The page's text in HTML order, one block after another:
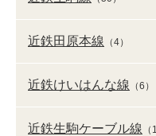
近鉄田原本線 （4）
近鉄けいはんな線 （6）
近鉄生駒ケーブル線 （